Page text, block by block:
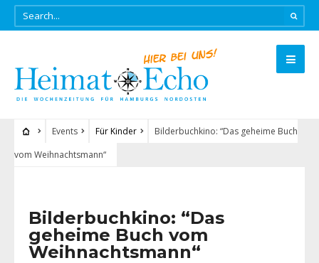
Events Für Kinder
Bilderbuchkino: “Das geheime Buch
vom Weihnachtsmann“
Bilderbuchkino: “Das
geheime Buch vom
Weihnachtsmann“